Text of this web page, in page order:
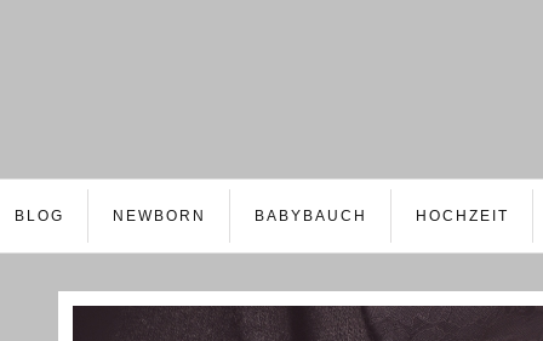
BLOG NEWBORN BABYBAUCH HOCHZEIT